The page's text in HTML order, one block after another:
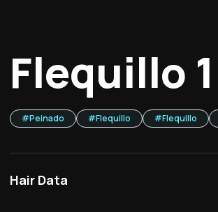
Flequillo 1
#Peinado #Flequillo #Flequillo
Hair Data